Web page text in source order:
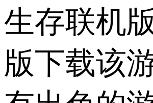
生存联机
版下载该